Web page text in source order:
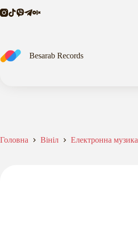
до
Besarab Records
Головна Вініл Електронна музика